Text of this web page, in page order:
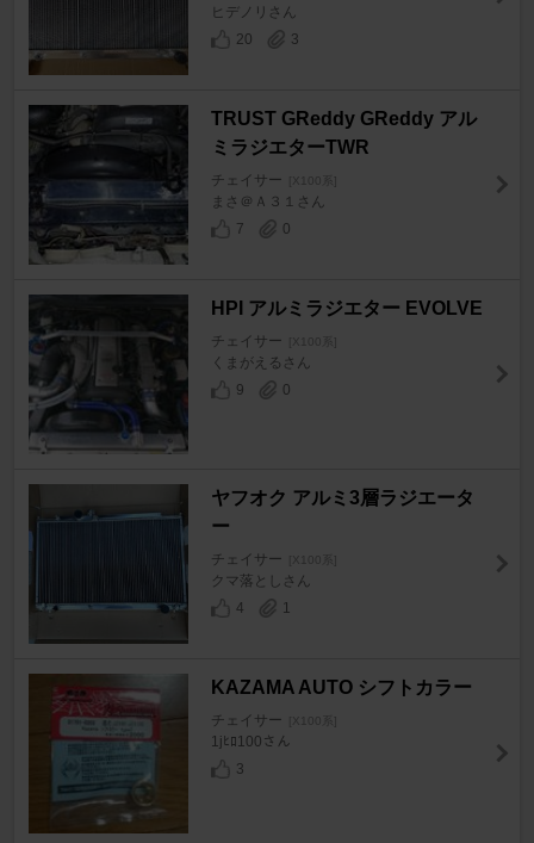
ヒデノリさん
20
3
TRUST GReddy GReddy アル
ミラジエターTWR
チェイサー [X100系]
まさ＠Ａ３１さん
7
0
HPI アルミラジエター EVOLVE
チェイサー [X100系]
くまがえるさん
9
0
ヤフオク アルミ3層ラジエータ
ー
チェイサー [X100系]
クマ落としさん
4
1
KAZAMA AUTO シフトカラー
チェイサー [X100系]
1jﾋﾛ100さん
3